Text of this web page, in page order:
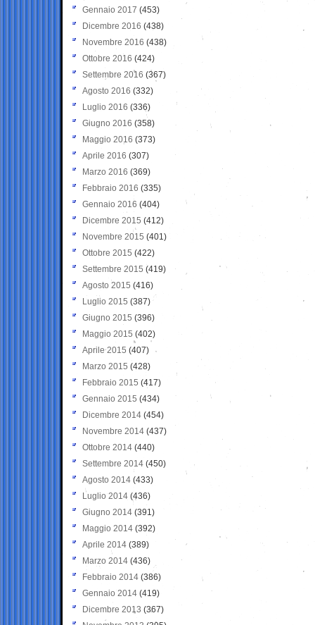
Gennaio 2017 (453)
Dicembre 2016 (438)
Novembre 2016 (438)
Ottobre 2016 (424)
Settembre 2016 (367)
Agosto 2016 (332)
Luglio 2016 (336)
Giugno 2016 (358)
Maggio 2016 (373)
Aprile 2016 (307)
Marzo 2016 (369)
Febbraio 2016 (335)
Gennaio 2016 (404)
Dicembre 2015 (412)
Novembre 2015 (401)
Ottobre 2015 (422)
Settembre 2015 (419)
Agosto 2015 (416)
Luglio 2015 (387)
Giugno 2015 (396)
Maggio 2015 (402)
Aprile 2015 (407)
Marzo 2015 (428)
Febbraio 2015 (417)
Gennaio 2015 (434)
Dicembre 2014 (454)
Novembre 2014 (437)
Ottobre 2014 (440)
Settembre 2014 (450)
Agosto 2014 (433)
Luglio 2014 (436)
Giugno 2014 (391)
Maggio 2014 (392)
Aprile 2014 (389)
Marzo 2014 (436)
Febbraio 2014 (386)
Gennaio 2014 (419)
Dicembre 2013 (367)